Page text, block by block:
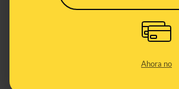
Ahora no